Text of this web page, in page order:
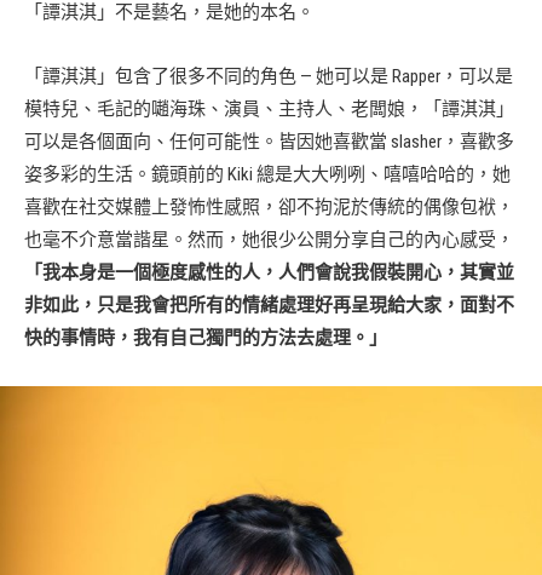
「譚淇淇」不是藝名，是她的本名。
「譚淇淇」包含了很多不同的角色 — 她可以是 Rapper，可以是
模特兒、毛記的𡁻海珠、演員、主持人、老闆娘，「譚淇淇」
可以是各個面向、任何可能性。皆因她喜歡當 slasher，喜歡多
姿多彩的生活。鏡頭前的 Kiki 總是大大咧咧、嘻嘻哈哈的，她
喜歡在社交媒體上發怖性感照，卻不拘泥於傳統的偶像包袱，
也毫不介意當諧星。然而，她很少公開分享自己的內心感受，
「我本身是一個極度感性的人，人們會說我假裝開心，其實並
非如此，只是我會把所有的情緒處理好再呈現給大家，面對不
快的事情時，我有自己獨門的方法去處理。」